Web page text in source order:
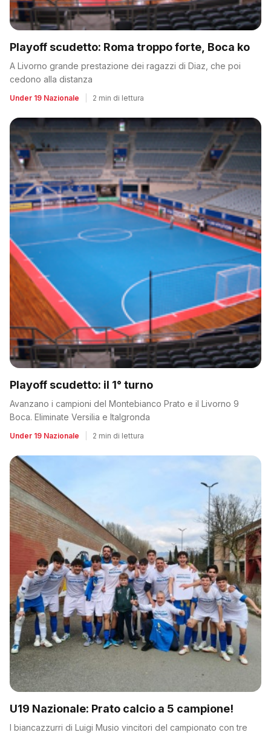
Playoff scudetto: Roma troppo forte, Boca ko
A Livorno grande prestazione dei ragazzi di Diaz, che poi
cedono alla distanza
Under 19 Nazionale 2 min di lettura
Playoff scudetto: il 1° turno
Avanzano i campioni del Montebianco Prato e il Livorno 9
Boca. Eliminate Versilia e Italgronda
Under 19 Nazionale 2 min di lettura
U19 Nazionale: Prato calcio a 5 campione!
I biancazzurri di Luigi Musio vincitori del campionato con tre